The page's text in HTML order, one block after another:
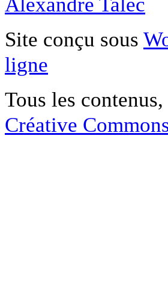
Site conçu sous
ligne
Tous les
Créative